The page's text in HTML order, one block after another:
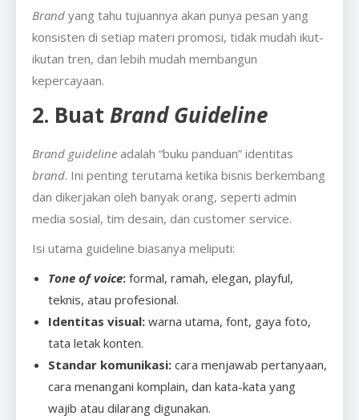
Brand yang tahu tujuannya akan punya pesan yang
konsisten di setiap materi promosi, tidak mudah ikut-
ikutan tren, dan lebih mudah membangun
kepercayaan.
2. Buat Brand Guideline
Brand guideline adalah “buku panduan” identitas
brand. Ini penting terutama ketika bisnis berkembang
dan dikerjakan oleh banyak orang, seperti admin
media sosial, tim desain, dan customer service.
Isi utama guideline biasanya meliputi:
Tone of voice: formal, ramah, elegan, playful,
teknis, atau profesional.
Identitas visual: warna utama, font, gaya foto,
tata letak konten.
Standar komunikasi: cara menjawab pertanyaan,
cara menangani komplain, dan kata-kata yang
wajib atau dilarang digunakan.